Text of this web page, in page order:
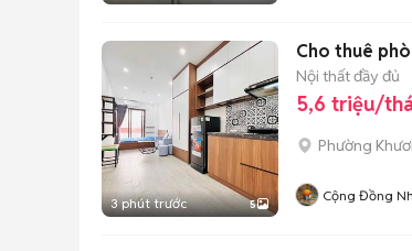
3 phút trước 5
Cho thuê
Nội thất đầy đủ
5,6 triệu/
Phường
Cộng Đồng